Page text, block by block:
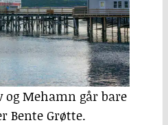
og Mehamn går bare
Bente Grøtte.